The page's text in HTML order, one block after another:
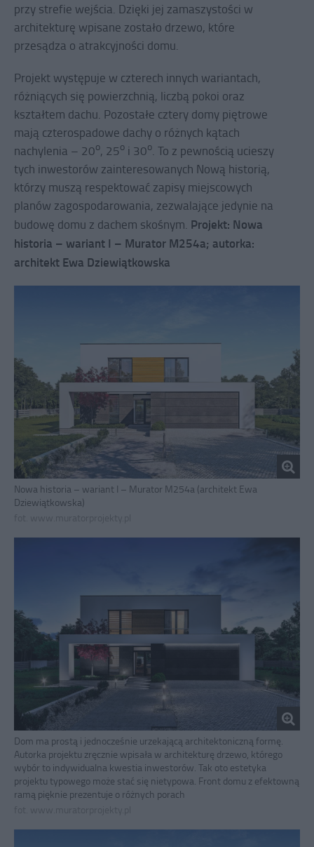
przy strefie wejścia. Dzięki jej zamaszystości w
architekturę wpisane zostało drzewo, które
przesądza o atrakcyjności domu.
Projekt występuje w czterech innych wariantach,
różniących się powierzchnią, liczbą pokoi oraz
kształtem dachu. Pozostałe cztery domy piętrowe
mają czterospadowe dachy o różnych kątach
nachylenia – 20o, 25o i 30o. To z pewnością ucieszy
tych inwestorów zainteresowanych Nową historią,
którzy muszą respektować zapisy miejscowych
planów zagospodarowania, zezwalające jedynie na
budowę domu z dachem skośnym. Projekt: Nowa
historia – wariant I – Murator M254a; autorka:
architekt Ewa Dziewiątkowska
Nowa historia – wariant I – Murator M254a (architekt Ewa
Dziewiątkowska)
Dom ma prostą i jednocześnie urzekającą architektoniczną formę.
Autorka projektu zręcznie wpisała w architekturę drzewo, którego
wybór to indywidualna kwestia inwestorów. Tak oto estetyka
projektu typowego może stać się nietypowa. Front domu z efektowną
ramą pięknie prezentuje o różnych porach